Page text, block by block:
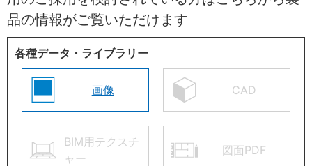
品の情報がご覧いただけます
各種データ・ライブラリー
画像 CAD
BIM用テクスチ
ャー
図面PDF